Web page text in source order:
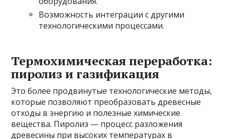
Возможность интеграции с другими
технологическими процессами.
Термохимическая переработка:
пиролиз и газификация
Это более продвинутые технологические методы,
которые позволяют преобразовать древесные
отходы в энергию и полезные химические
вещества. Пиролиз — процесс разложения
древесины при высоких температурах в